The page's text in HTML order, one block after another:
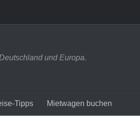
und Europa.
Tipps Mietwagen buchen